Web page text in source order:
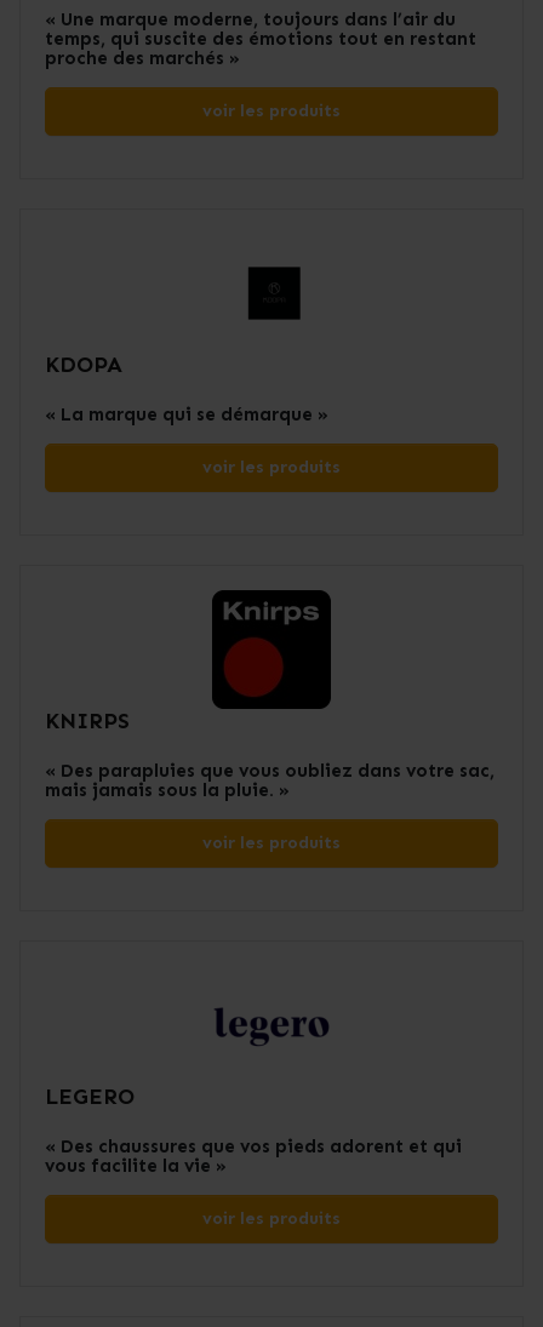
« Une marque moderne, toujours dans l’air du
temps, qui suscite des émotions tout en restant
proche des marchés »
voir les produits
KDOPA
« La marque qui se démarque »
voir les produits
KNIRPS
« Des parapluies que vous oubliez dans votre sac,
mais jamais sous la pluie. »
voir les produits
LEGERO
« Des chaussures que vos pieds adorent et qui
vous facilite la vie »
voir les produits